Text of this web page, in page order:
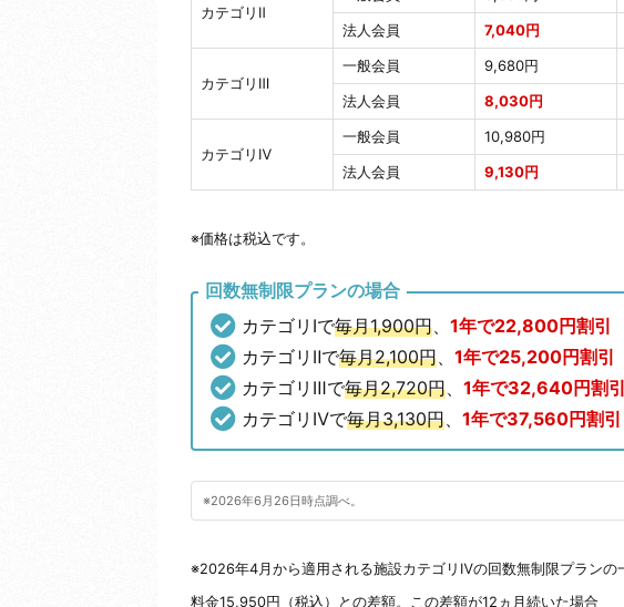
カテゴリⅡ
法人会員
7,040円
カテゴリⅢ
一般会員 9,680円
法人会員
8,030円
カテゴリⅣ
一般会員 10,980円
法人会員
9,130円
※価格は税込です。
回数無制限プランの場合
カテゴリⅠで毎月1,900円
1年で22,800円割引
カテゴリⅡで毎月2,100円
1年で25,200円割引
カテゴリⅢで毎月2,720円
1年で32,640円割引
カテゴリⅣで毎月3,130円 1年で37,560円割引
※2026年6月26日時点調べ。
※2026年4月から適用される施設カテゴリⅣの回数無制限プランの
料金15,950円（税込）との差額。この差額が12ヵ月続いた場合